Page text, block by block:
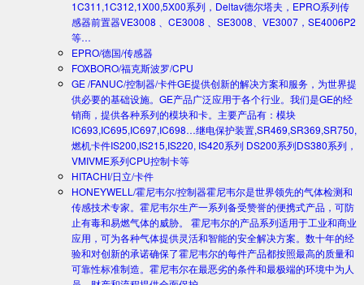
1C311,1C312,1X00,5X00系列，Deltav德尔塔夫，EPRO系列传
感器前置器VE3008 、CE3008 、SE3008、VE3007，SE4006P2
等…
EPRO/德国/传感器
FOXBORO/福克斯波罗/CPU
GE /FANUC/控制器/卡件GE提供创新的解决方案和服务，为世界提
供必要的基础设施。GE产品广泛应用于各个行业。我们是GE的经
销商，提供各种系列的模块和卡。主要产品有：模块
IC693,IC695,IC697,IC698…继电保护装置,SR469,SR369,SR750,
燃机卡件IS200,IS215,IS220, IS420系列 DS200系列DS380系列，
VMIVME系列CPU控制卡等
HITACHI/日立/卡件
HONEYWELL/霍尼韦尔/控制器霍尼韦尔是世界领先的气体检测和
传感技术专家。霍尼韦尔生产一系列备受赞誉的便携式产品，可防
止有毒和易燃气体的威胁。 霍尼韦尔的产品系列适用于工业和商业
应用，可为各种气体提供灵活和智能的安全解决方案。数十年的经
验和对创新的承诺确保了霍尼韦尔的每件产品都按照最高的质量和
可靠性标准制造。霍尼韦尔在最恶劣的条件和最极端的环境中为人